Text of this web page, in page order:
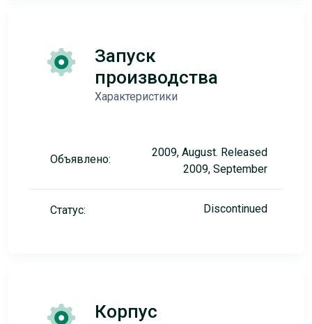
Запуск
производства
Характеристики
Объявлено:
2009, August. Released
2009, September
Статус: Discontinued
Корпус